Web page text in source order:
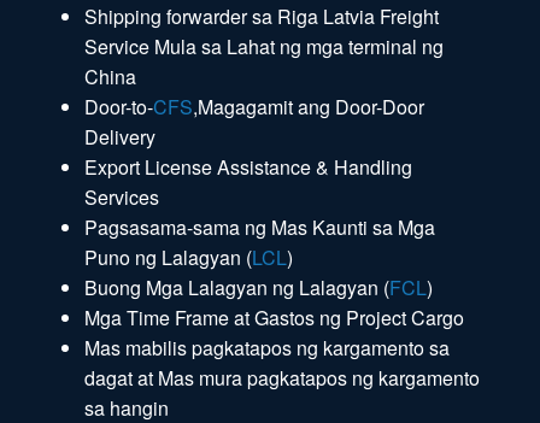
Shipping forwarder sa Riga Latvia Freight
Service Mula sa Lahat ng mga terminal ng
China
Door-to-CFS,Magagamit ang Door-Door
Delivery
Export License Assistance & Handling
Services
Pagsasama-sama ng Mas Kaunti sa Mga
Puno ng Lalagyan (LCL)
Buong Mga Lalagyan ng Lalagyan (FCL)
Mga Time Frame at Gastos ng Project Cargo
Mas mabilis pagkatapos ng kargamento sa
dagat at Mas mura pagkatapos ng kargamento
sa hangin